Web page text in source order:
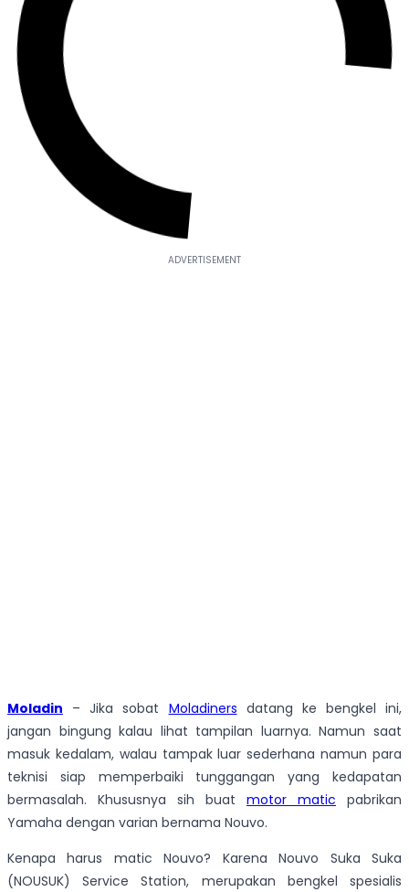
Moladin – Jika sobat Moladiners datang ke bengkel ini,
jangan bingung kalau lihat tampilan luarnya. Namun saat
masuk kedalam, walau tampak luar sederhana namun para
teknisi siap memperbaiki tunggangan yang kedapatan
bermasalah. Khususnya sih buat motor matic pabrikan
Yamaha dengan varian bernama Nouvo.
Kenapa harus matic Nouvo? Karena Nouvo Suka Suka
(NOUSUK) Service Station, merupakan bengkel spesialis